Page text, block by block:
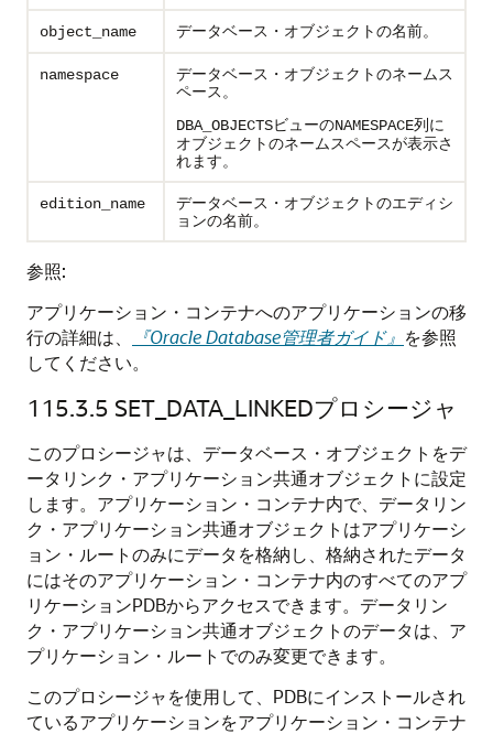
object_name データベース・オブジェクトの名前。
namespace
データベース・オブジェクトのネームス
ペース。
DBA_OBJECTSビューのNAMESPACE列に
オブジェクトのネームスペースが表示さ
れます。
edition_name
データベース・オブジェクトのエディシ
ョンの名前。
参照:
アプリケーション・コンテナへのアプリケーションの移
行の詳細は、
『Oracle Database管理者ガイド』 を参照
してください。
115.3.5 SET_DATA_LINKEDプロシージャ
このプロシージャは、データベース・オブジェクトをデ
ータリンク・アプリケーション共通オブジェクトに設定
します。アプリケーション・コンテナ内で、データリン
ク・アプリケーション共通オブジェクトはアプリケーシ
ョン・ルートのみにデータを格納し、格納されたデータ
にはそのアプリケーション・コンテナ内のすべてのアプ
リケーションPDBからアクセスできます。データリン
ク・アプリケーション共通オブジェクトのデータは、ア
プリケーション・ルートでのみ変更できます。
このプロシージャを使用して、PDBにインストールされ
ているアプリケーションをアプリケーション・コンテナ